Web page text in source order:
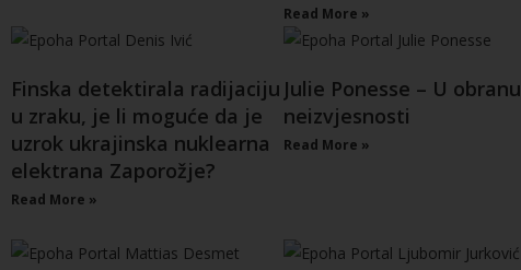
Read More »
Finska detektirala radijaciju
u zraku, je li moguće da je
uzrok ukrajinska nuklearna
elektrana Zaporožje?
Read More »
Julie Ponesse – U obranu
neizvjesnosti
Read More »